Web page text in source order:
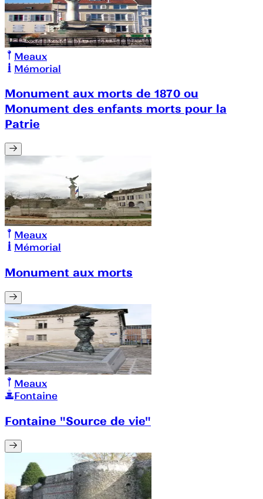
Meaux
Mémorial
Monument aux morts de 1870 ou
Monument des enfants morts pour la
Patrie
Meaux
Mémorial
Monument aux morts
Meaux
Fontaine
Fontaine "Source de vie"